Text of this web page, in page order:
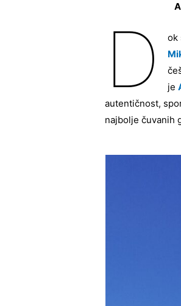
D
ok
je
autentičnost,
najbolje čuvanih